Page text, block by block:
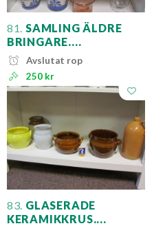
81. SAMLING ÄLDRE
BRINGARE....
Avslutat rop
250 kr
83. GLASERADE
KERAMIKKRUS....